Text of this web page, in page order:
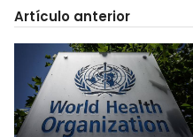
Artículo anterior